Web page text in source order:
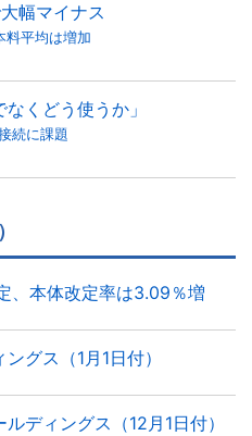
幅マイナス
料平均は増加
くどう使うか」
続に課題
、本体改定率は3.09％増
グス（1月1日付）
ディングス（12月1日付）